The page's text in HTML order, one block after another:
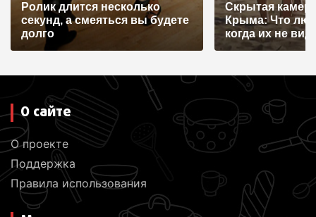
Ролик длится несколько
секунд, а смеяться вы будете
долго
Скрытая
Крыма: Что
когда их не
О сайте
О проекте
Поддержка
Правила использования